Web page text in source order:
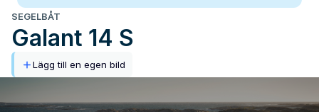
SEGELBÅT
Galant 14 S
Lägg till en egen bild